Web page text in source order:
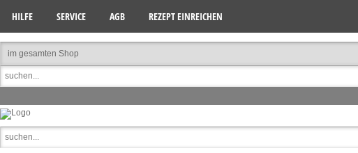
HILFE SERVICE AGB REZEPT EINREICHEN